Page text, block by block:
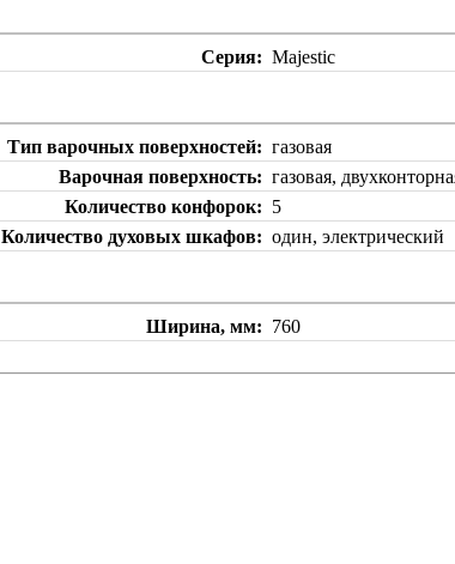
Серия Majestic
Тип варочных поверхностей
газовая
Варочная поверхность
газовая,
Количество конфорок
5
Количество духовых шкафов
один, электрический
Ширина, мм
760